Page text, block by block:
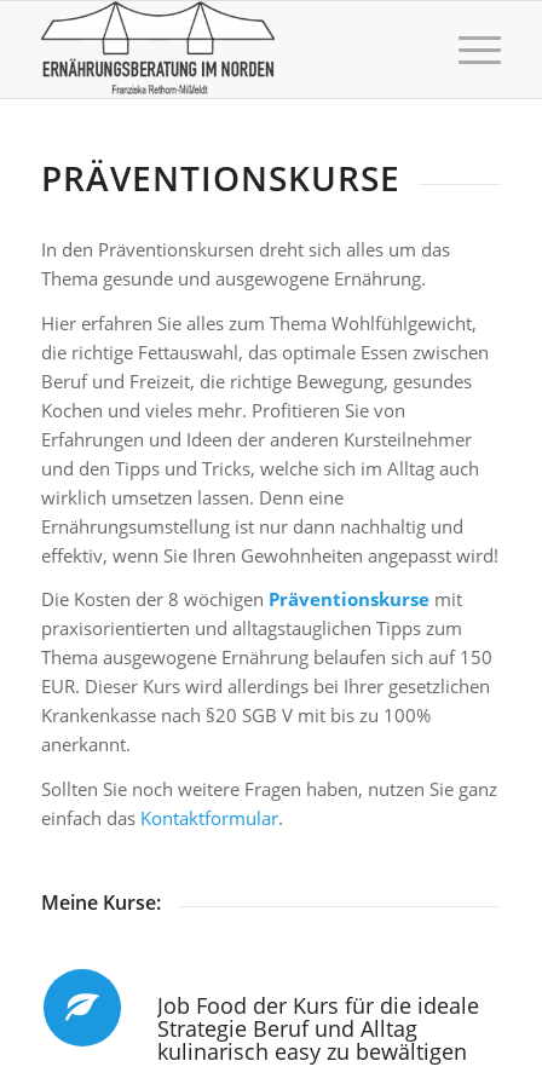
PRÄVENTIONSKURSE
In den Präventionskursen dreht sich alles um das
Thema gesunde und ausgewogene Ernährung.
Hier erfahren Sie alles zum Thema Wohlfühlgewicht,
die richtige Fettauswahl, das optimale Essen zwischen
Beruf und Freizeit, die richtige Bewegung, gesundes
Kochen und vieles mehr. Profitieren Sie von
Erfahrungen und Ideen der anderen Kursteilnehmer
und den Tipps und Tricks, welche sich im Alltag auch
wirklich umsetzen lassen. Denn eine
Ernährungsumstellung ist nur dann nachhaltig und
effektiv, wenn Sie Ihren Gewohnheiten angepasst wird!
Die Kosten der 8 wöchigen Präventionskursemit
praxisorientierten und alltagstauglichen Tipps zum
Thema ausgewogene Ernährung belaufen sich auf 150
EUR. Dieser Kurs wird allerdings bei Ihrer gesetzlichen
Krankenkasse nach §20 SGB V mit bis zu 100%
anerkannt.
Sollten Sie noch weitere Fragen haben, nutzen Sie ganz
einfach das Kontaktformular.
Meine Kurse:
Job Food der Kurs für die ideale
Strategie Beruf und Alltag
kulinarisch easy zu bewältigen